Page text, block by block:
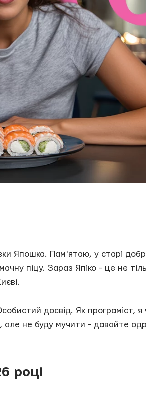
Япошка. Пам'ятаю, у старі
піцу. Зараз Япіко - це не
досвід. Як програміст,
але не буду мучити - давайте
році